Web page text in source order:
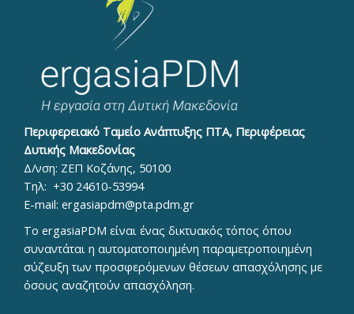
Περιφερειακό Ταμείο Ανάπτυξης ΠΤΑ, Περιφέρειας
Δυτικής Μακεδονίας
Δ/νση: ΖΕΠ Κοζάνης, 50100
Τηλ: +30 24610-53994
E-mail: ergasiapdm@pta.pdm.gr
To ergasiaPDM είναι ένας δικτυακός τόπος όπου
συναντάται η αυτοματοποιημένη παραμετροποιημένη
σύζευξη των προσφερόμενων θέσεων απασχόλησης με
όσους αναζητούν απασχόληση.